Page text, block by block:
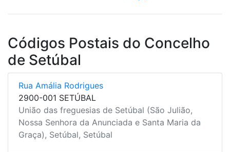
Códigos Postais do Concelho
de Setúbal
Rua Amália Rodrigues
2900-001 SETÚBAL
União das freguesias de Setúbal (São Julião,
Nossa Senhora da Anunciada e Santa Maria da
Graça), Setúbal, Setúbal